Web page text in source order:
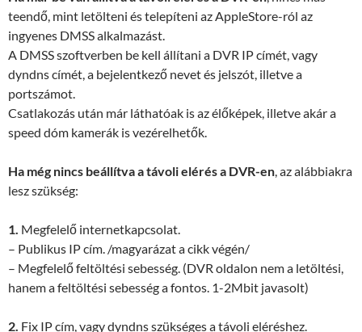
teendő, mint letölteni és telepíteni az AppleStore-ról az
ingyenes DMSS alkalmazást.
A DMSS szoftverben be kell állítani a DVR IP címét, vagy
dyndns címét, a bejelentkező nevet és jelszót, illetve a
portszámot.
Csatlakozás után már láthatóak is az élőképek, illetve akár a
speed dóm kamerák is vezérelhetők.
Ha még nincs beállítva a távoli elérés a DVR-en, az alábbiakra
lesz szükség:
1. Megfelelő internetkapcsolat.
– Publikus IP cím. /magyarázat a cikk végén/
– Megfelelő feltöltési sebesség. (DVR oldalon nem a letöltési,
hanem a feltöltési sebesség a fontos. 1-2Mbit javasolt)
2. Fix IP cím, vagy dyndns szükséges a távoli eléréshez.